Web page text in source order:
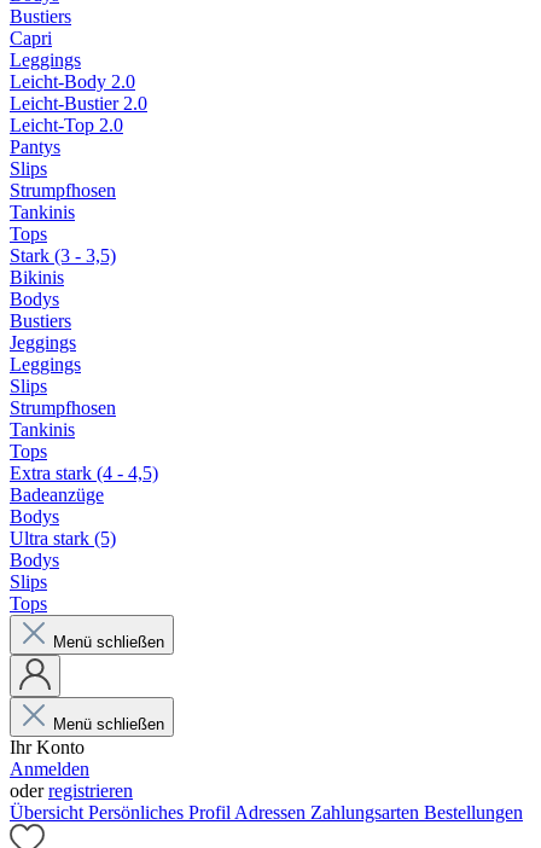
Bustiers
Capri
Leggings
Leicht-Body 2.0
Leicht-Bustier 2.0
Leicht-Top 2.0
Pantys
Slips
Strumpfhosen
Tankinis
Tops
Stark (3 - 3,5)
Bikinis
Bodys
Bustiers
Jeggings
Leggings
Slips
Strumpfhosen
Tankinis
Tops
Extra stark (4 - 4,5)
Badeanzüge
Bodys
Ultra stark (5)
Bodys
Slips
Tops
Menü schließen
Menü schließen
Ihr Konto
Anmelden
oderregistrieren
Übersicht Persönliches Profil Adressen Zahlungsarten Bestellungen